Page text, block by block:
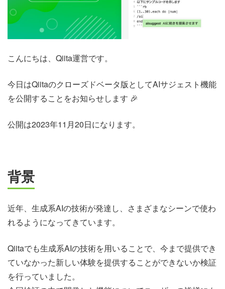
こんにちは、Qiita運営です。
今日はQiitaのクローズドベータ版としてAIサジェスト機能
を公開することをお知らせします 🎉
公開は2023年11月20日になります。
背景
近年、生成系AIの技術が発達し、さまざまなシーンで使わ
れるようになってきています。
Qiitaでも生成系AIの技術を用いることで、今まで提供でき
ていなかった新しい体験を提供することができないか検証
を行っていました。